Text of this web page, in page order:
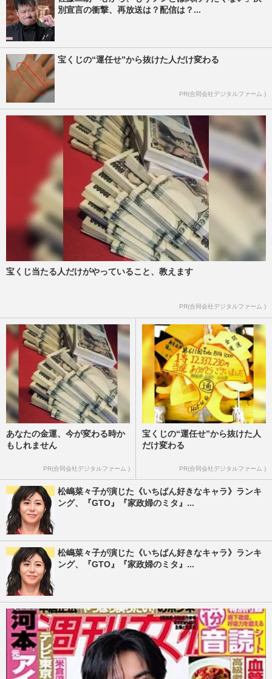
別宣言の衝撃、再放送は？配信は？...
宝くじの“運任せ”から抜けた人だけ変わる
PR(合同会社デジタルファーム )
宝くじ当たる人だけがやっていること、教えます
PR(合同会社デジタルファーム )
あなたの金運、今が変わる時か
もしれません
PR(合同会社デジタルファーム )
宝くじの“運任せ”から抜けた人
だけ変わる
PR(合同会社デジタルファーム )
松嶋菜々子が演じた《いちばん好きなキャラ》ランキ
ング、『GTO』『家政婦のミタ』...
松嶋菜々子が演じた《いちばん好きなキャラ》ランキ
ング、『GTO』『家政婦のミタ』...